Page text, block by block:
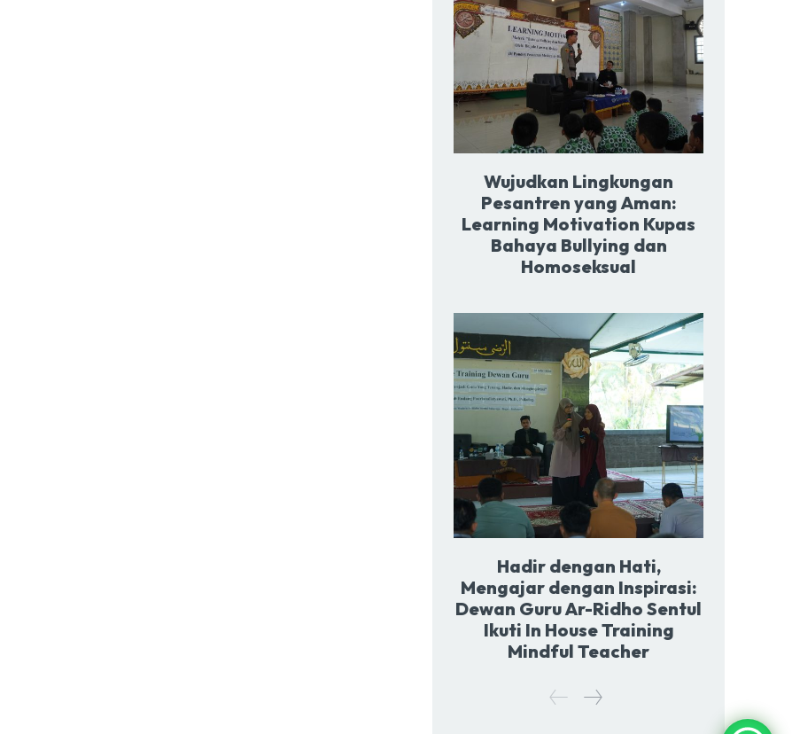
Wujudkan Lingkungan
Pesantren yang Aman:
Learning Motivation Kupas
Bahaya Bullying dan
Homoseksual
Hadir dengan Hati,
Mengajar dengan Inspirasi:
Dewan Guru Ar-Ridho Sentul
Ikuti In House Training
Mindful Teacher